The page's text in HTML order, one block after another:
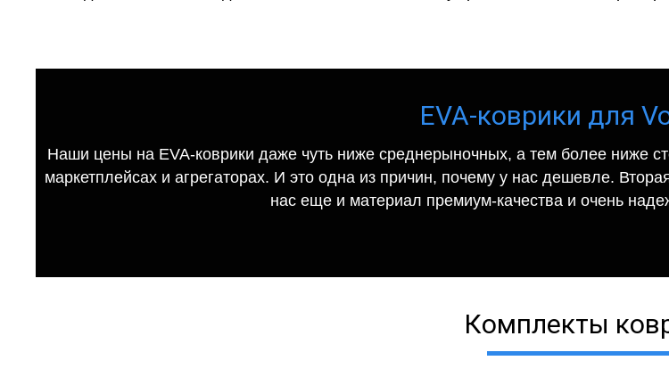
EVA-коврики для
Наши цены на EVA-коврики даже чуть ниже среднерыночных, а тем более ниже
маркетплейсах и агрегаторах. И это одна из причин, почему у нас дешевле.
нас еще и материал премиум-качества и очень
Комплекты